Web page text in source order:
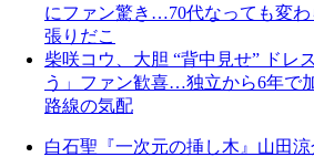
にファン驚き…70代なっても変
張りだこ
柴咲コウ、大胆 “背中見せ” ドレ
う」ファン歓喜…独立から6年で
路線の気配
白石聖『一次元の挿し木』山田